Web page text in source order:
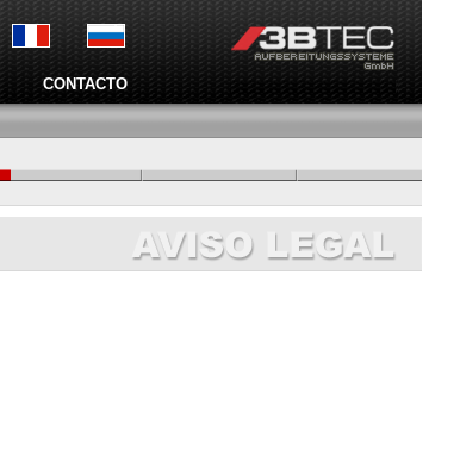
CONTACTO